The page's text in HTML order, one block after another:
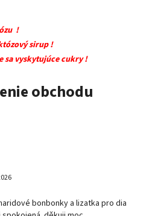
!
sirup !
sa vyskytujúce cukry !
obchodu
bonbonky a lizatka pro dia